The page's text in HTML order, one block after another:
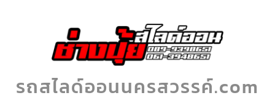
รถสไลด์ออนนครสวรรค์.com